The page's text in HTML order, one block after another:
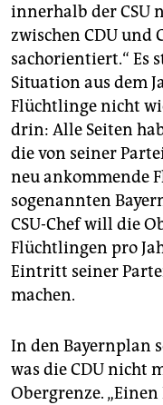
innerhalb der CSU
zwischen CDU und
sachorientiert.“ Es
Situation aus dem
Flüchtlinge nicht
drin: Alle Seiten
die von seiner
neu ankommende
sogenannten
CSU-Chef will die
Flüchtlingen pro
Eintritt seiner
machen.
In den Bayernplan
was die CDU nicht
Obergrenze.